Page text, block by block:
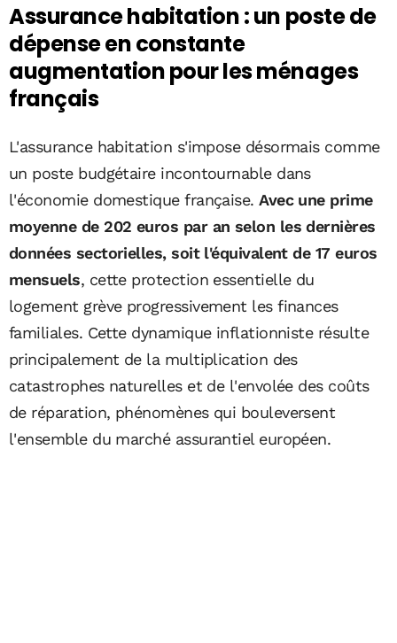
Assurance habitation : un poste de
dépense en constante
augmentation pour les ménages
français
L'assurance habitation s'impose désormais comme
un poste budgétaire incontournable dans
l'économie domestique française.Avec une prime
moyenne de 202 euros par an selon les dernières
données sectorielles, soit l'équivalent de 17 euros
mensuels, cette protection essentielle du
logement grève progressivement les finances
familiales. Cette dynamique inflationniste résulte
principalement de la multiplication des
catastrophes naturelles et de l'envolée des coûts
de réparation, phénomènes qui bouleversent
l'ensemble du marché assurantiel européen.